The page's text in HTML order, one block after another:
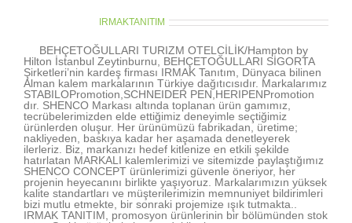
IRMAKTANITIM
BEHÇETOĞULLARI TURIZM OTELCİLİK/Hampton by
Hilton İstanbul Zeytinburnu, BEHÇETOĞULLARI SİGORTA
Şirketleri’nin kardeş firması IRMAK Tanıtım, Dünyaca bilinen
Alman kalem markalarının Türkiye dağıtıcısıdır. Markalarımız
STABILOPromotion,SCHNEIDER PEN,HERIPENPromotion
dır. SHENCO Markası altında toplanan ürün gamımız,
tecrübelerimizden elde ettiğimiz deneyimle seçtiğimiz
ürünlerden oluşur. Her ürünümüzü fabrikadan, üretime;
nakliyeden, baskıya kadar her aşamada denetleyerek
ilerleriz. Biz, markanızı hedef kitlenize en etkili şekilde
hatırlatan MARKALI kalemlerimizi ve sitemizde paylaştığımız
SHENCO CONCEPT ürünlerimizi güvenle öneriyor, her
projenin heyecanını birlikte yaşıyoruz. Markalarımızın yüksek
kalite standartları ve müşterilerimizin memnuniyet bildirimleri
bizi mutlu etmekte, bir sonraki projemize ışık tutmakta..
IRMAK TANITIM, promosyon ürünlerinin bir bölümünden stok